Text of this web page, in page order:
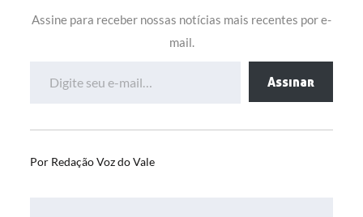
Assine para receber nossas notícias mais recentes por e-
mail.
Assinar
Por Redação Voz do Vale